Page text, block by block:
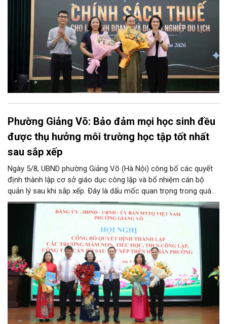
Phường Giảng Võ: Bảo đảm mọi học sinh đều
được thụ hưởng môi trường học tập tốt nhất
sau sắp xếp
Ngày 5/8, UBND phường Giảng Võ (Hà Nội) công bố các quyết
định thành lập cơ sở giáo dục công lập và bổ nhiệm cán bộ
quản lý sau khi sắp xếp. Đây là dấu mốc quan trọng trong quá
trình kiện toàn tổ chức bộ máy, thực hiện chủ trương tinh gọn,
nâng cao hiệu lực, hiệu quả quản lý theo các nghị quyết của
Trung ương và kế hoạch của UBND TP Hà Nội.